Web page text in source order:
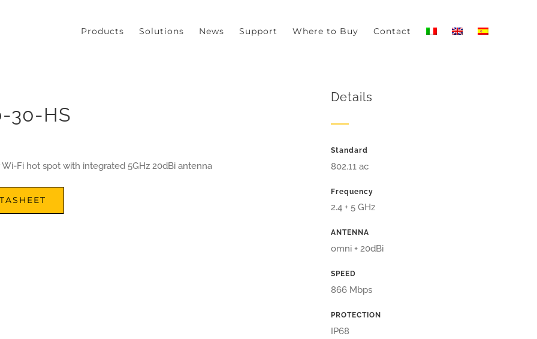
Products Solutions News Support Where to Buy Contact
30-HS
Fi hot spot with integrated 5GHz 20dBi antenna
Details
Standard
802.11 ac
Frequency
2.4 + 5 GHz
ANTENNA
omni + 20dBi
SPEED
866 Mbps
PROTECTION
IP68
experience. We'll assume you're ok with this, but you can opt-out if you wish.